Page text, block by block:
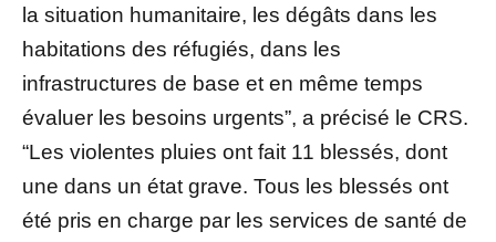
la situation humanitaire, les dégâts dans les
habitations des réfugiés, dans les
infrastructures de base et en même temps
évaluer les besoins urgents”, a précisé le CRS.
“Les violentes pluies ont fait 11 blessés, dont
une dans un état grave. Tous les blessés ont
été pris en charge par les services de santé de